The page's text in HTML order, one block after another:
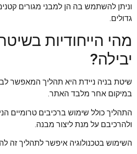
וניתן להשתמש בה הן למבני מגורים
גדולים.
מהי הייחודיות
יבילה?
שיטת בניה ניידת היא תהליך המאפשר
במיקום אחר מלבד האתר.
התהליך כולל שימוש ברכיבים טרומיים
ולהרכיבם על מנת ליצור מבנה.
השימוש בטכנולוגיה איפשר לתהליך זה